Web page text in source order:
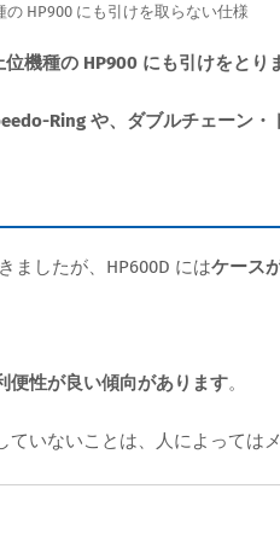
の HP900 にも引けを取らない仕様
位機種の HP900 にも引けをとり
Ring や、ダブルチェーン
ましたが、HP600D にはケース
便性が良い傾向があります。
いないことは、人によっては